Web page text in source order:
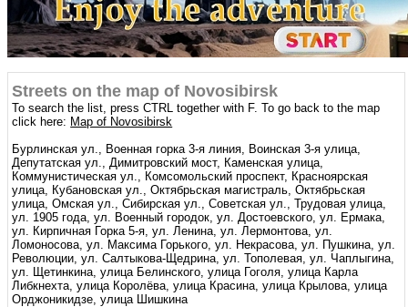
Streets on the map of Novosibirsk
To search the list, press CTRL together with F. To go back to the map
click here: Map of Novosibirsk
Бурлинская ул., Военная горка 3-я линия, Воинская 3-я улица,
Депутатская ул., Димитровский мост, Каменская улица,
Коммунистическая ул., Комсомольский проспект, Красноярская
улица, Кубановская ул., Октябрьская магистраль, Октябрьская
улица, Омская ул., Сибирская ул., Советская ул., Трудовая улица,
ул. 1905 года, ул. Военный городок, ул. Достоевского, ул. Ермака,
ул. Кирпичная Горка 5-я, ул. Ленина, ул. Лермонтова, ул.
Ломоносова, ул. Максима Горького, ул. Некрасова, ул. Пушкина, ул.
Революции, ул. Салтыкова-Щедрина, ул. Тополевая, ул. Чаплыгина,
ул. Щетинкина, улица Белинского, улица Гоголя, улица Карла
Либкнехта, улица Королёва, улица Красина, улица Крылова, улица
Орджоникидзе, улица Шишкина